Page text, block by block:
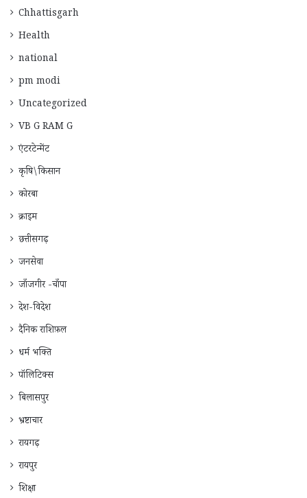
Chhattisgarh
Health
national
pm modi
Uncategorized
VB G RAM G
एंटरटेन्मेंट
कृषि\किसान
कोरबा
क्राइम
छत्तीसगढ़
जनसेवा
जाँजगीर -चाँपा
देश-विदेश
दैनिक राशिफ़ल
धर्म भक्ति
पॉलिटिक्स
बिलासपुर
भ्रष्टाचार
रायगढ़
रायपुर
शिक्षा